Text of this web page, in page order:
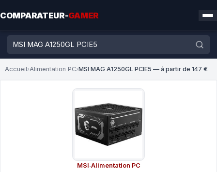
COMPARATEUR-GAMER
Accueil›Alimentation PC›MSI MAG A1250GL PCIE5 — à partir de 147 €
MSI·Alimentation PC